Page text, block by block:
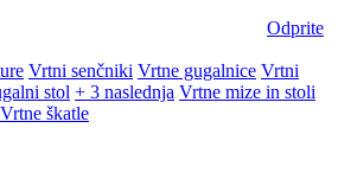
Odprite
Vrtni senčniki Vrtne gugalnice Vrtni
stol + 3 naslednja Vrtne mize in stoli
Vrtne škatle